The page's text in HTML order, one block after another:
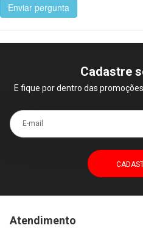
Enviar pergunta
Cadastre
E fique por dentro das
E-mail
Atendimento